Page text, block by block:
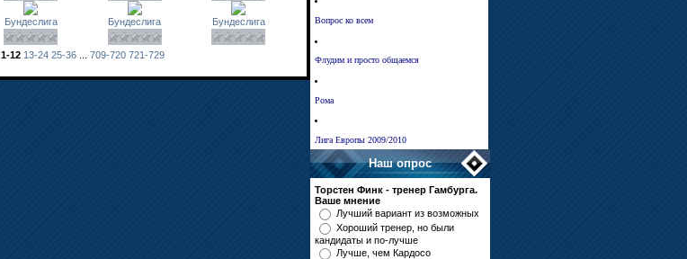
Бундеслига Бундеслига Бундеслига
1-12 13-24 25-36 709-720 721-729
Вопрос ко всем
Флудим и просто общаемся
Рома
Лига Европы 2009/2010
Наш опрос
Торстен Финк - тренер Гамбурга.
Ваше мнение
Лучший вариант из возможных
Хороший тренер, но были
кандидаты и по-лучше
Лучше, чем Кардосо